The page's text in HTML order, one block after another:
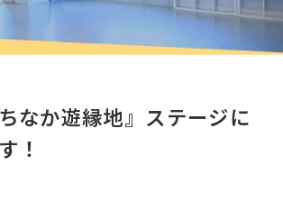
なか遊縁地』ステージに
！